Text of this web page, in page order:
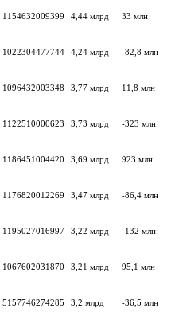
1154632009399 4,44 млрд 33 млн
1022304477744 4,24 млрд -82,8 млн
1096432003348 3,77 млрд 11,8 млн
1122510000623 3,73 млрд -323 млн
1186451004420 3,69 млрд 923 млн
1176820012269 3,47 млрд -86,4 млн
1195027016997 3,22 млрд -132 млн
1067602031870 3,21 млрд 95,1 млн
5157746274285 3,2 млрд -36,5 млн